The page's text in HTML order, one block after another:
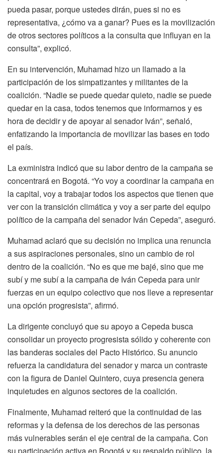
pueda pasar, porque ustedes dirán, pues si no es
representativa, ¿cómo va a ganar? Pues es la movilización
de otros sectores políticos a la consulta que influyan en la
consulta”, explicó.
En su intervención, Muhamad hizo un llamado a la
participación de los simpatizantes y militantes de la
coalición. “Nadie se puede quedar quieto, nadie se puede
quedar en la casa, todos tenemos que informarnos y es
hora de decidir y de apoyar al senador Iván”, señaló,
enfatizando la importancia de movilizar las bases en todo
el país.
La exministra indicó que su labor dentro de la campaña se
concentrará en Bogotá. “Yo voy a coordinar la campaña en
la capital, voy a trabajar todos los aspectos que tienen que
ver con la transición climática y voy a ser parte del equipo
político de la campaña del senador Iván Cepeda”, aseguró.
Muhamad aclaró que su decisión no implica una renuncia
a sus aspiraciones personales, sino un cambio de rol
dentro de la coalición. “No es que me bajé, sino que me
subí y me subí a la campaña de Iván Cepeda para unir
fuerzas en un equipo colectivo que nos lleve a representar
una opción progresista”, afirmó.
La dirigente concluyó que su apoyo a Cepeda busca
consolidar un proyecto progresista sólido y coherente con
las banderas sociales del Pacto Histórico. Su anuncio
refuerza la candidatura del senador y marca un contraste
con la figura de Daniel Quintero, cuya presencia genera
inquietudes en algunos sectores de la coalición.
Finalmente, Muhamad reiteró que la continuidad de las
reformas y la defensa de los derechos de las personas
más vulnerables serán el eje central de la campaña. Con